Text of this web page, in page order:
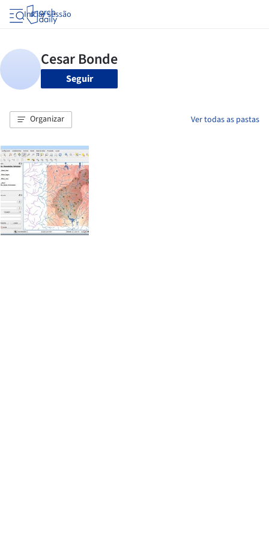
Iniciar sessão
Seguir
Organizar Ver todas as pastas